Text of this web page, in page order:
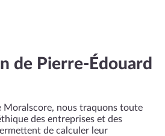
de Pierre-Édouard
Moralscore, nous traquons toute
des entreprises et des
de calculer leur